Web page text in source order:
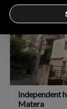
Independent
Matera